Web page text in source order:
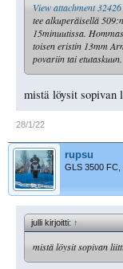
View attachment 32426
tee alkuperäisellä
15minuutissa.
toisen eristin 13mm
povariin tai etutaskuun.
mistä löysit sopivan
28/1/22
rupsu
GLS 3500 FC,
julli kirjoitti:↑
mistä löysit sopivan